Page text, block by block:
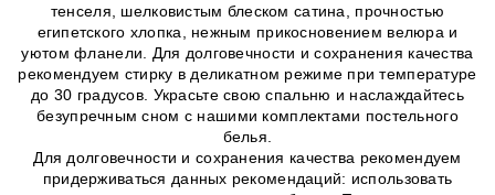
тенселя, шелковистым блеском сатина, прочностью
египетского хлопка, нежным прикосновением велюра и
уютом фланели. Для долговечности и сохранения качества
рекомендуем стирку в деликатном режиме при температуре
до 30 градусов. Украсьте свою спальню и наслаждайтесь
безупречным сном с нашими комплектами постельного
белья.
Для долговечности и сохранения качества рекомендуем
придерживаться данных рекомендаций: использовать